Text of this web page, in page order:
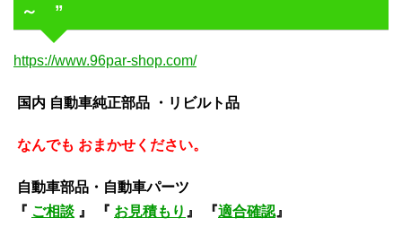
～ ”
https://www.96par-shop.com/
国内 自動車純正部品 ・リビルト品
なんでも おまかせください。
自動車部品・自動車パーツ
『 ご相談 』 『 お見積もり 』 『適合確認 』